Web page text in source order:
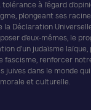
à l’égard
plongeant ses
Déclaration
d’eux-mêmes, le
d’un judaïsme
fascisme, renforcer
juives dans le monde
et culturelle.